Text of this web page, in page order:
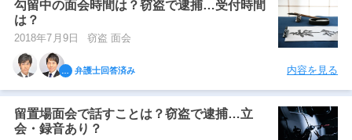
勾留中の面会時間は？窃盗で逮捕…受付時間
は？
2018年7月9日 窃盗 面会
弁護士回答済み 内容を見る
留置場面会で話すことは？窃盗で逮捕…立
会・録音あり？